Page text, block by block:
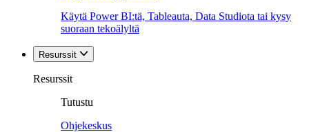
Käytä Power BI:tä, Tableauta, Data Studiota tai kysy
suoraan tekoälyltä
Resurssit
Resurssit
Tutustu
Ohjekeskus